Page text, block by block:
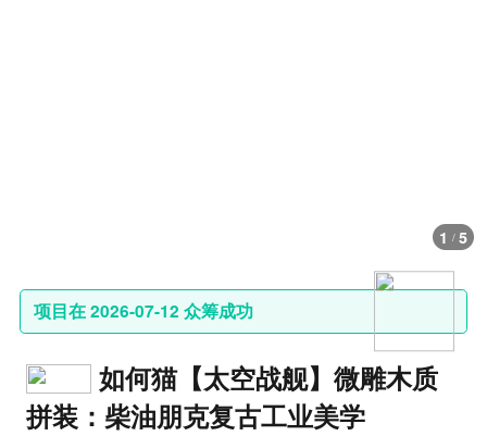
1 / 5
项目在 2026-07-12 众筹成功
如何猫【太空战舰】微雕木质
拼装：柴油朋克复古工业美学